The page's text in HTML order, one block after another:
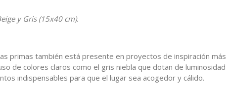
y Gris (15x40 cm).
primas también está presente en proyectos de inspiración más
de colores claros como el gris niebla que dotan de luminosidad
indispensables para que el lugar sea acogedor y cálido.